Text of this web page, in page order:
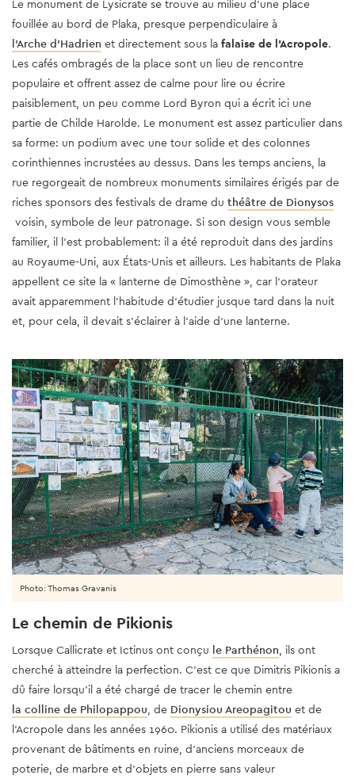
Le monument de Lysicrate se trouve au milieu d’une place
fouillée au bord de Plaka, presque perpendiculaire à
l’Arche d’Hadrien et directement sous la falaise de l’Acropole.
Les cafés ombragés de la place sont un lieu de rencontre
populaire et offrent assez de calme pour lire ou écrire
paisiblement, un peu comme Lord Byron qui a écrit ici une
partie de Childe Harolde. Le monument est assez particulier dans
sa forme: un podium avec une tour solide et des colonnes
corinthiennes incrustées au dessus. Dans les temps anciens, la
rue regorgeait de nombreux monuments similaires érigés par de
riches sponsors des festivals de drame du théâtre de Dionysos
voisin, symbole de leur patronage. Si son design vous semble
familier, il l'est probablement: il a été reproduit dans des jardins
au Royaume-Uni, aux États-Unis et ailleurs. Les habitants de Plaka
appellent ce site la « lanterne de Dimosthène », car l'orateur
avait apparemment l'habitude d'étudier jusque tard dans la nuit
et, pour cela, il devait s'éclairer à l'aide d'une lanterne.
Le chemin de Pikionis
Lorsque Callicrate et Ictinus ont conçu le Parthénon, ils ont
cherché à atteindre la perfection. C'est ce que Dimitris Pikionis a
dû faire lorsqu'il a été chargé de tracer le chemin entre
la colline de Philopappou, de Dionysiou Areopagitou et de
l'Acropole dans les années 1960. Pikionis a utilisé des matériaux
provenant de bâtiments en ruine, d'anciens morceaux de
poterie, de marbre et d'objets en pierre sans valeur
Photo: Thomas Gravanis